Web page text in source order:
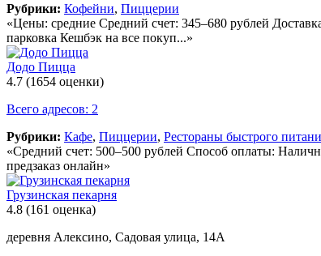
Рубрики: Кофейни, Пиццерии
«Цены: средние Средний счет: 345–680 рублей
парковка Кешбэк на все покуп...»
Додо Пицца
4.7 (1654 оценки)
Всего адресов: 2
Рубрики: Кафе, Пиццерии, Рестораны быстрого
«Средний счет: 500–500 рублей Способ оплаты:
предзаказ онлайн»
Грузинская пекарня
4.8 (161 оценка)
деревня Алексино, Садовая улица, 14А